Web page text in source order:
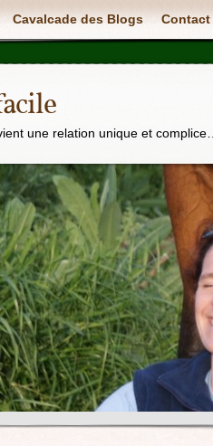
Cavalcade des Blogs Contact
une relation unique et complice…